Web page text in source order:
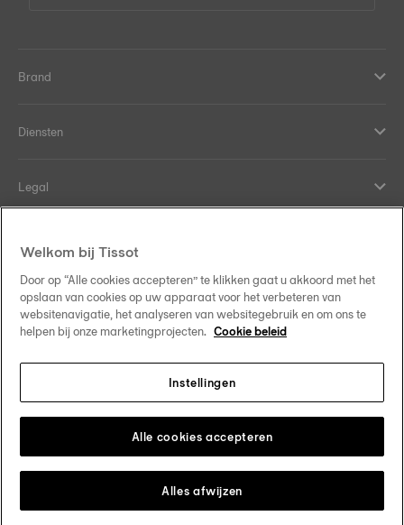
Brand
Diensten
Legal
Our commitments
Follow us on social media
Change country Tissot Copyrights 2026
Welkom bij Tissot
Door op “Alle cookies accepteren” te klikken gaat u akkoord met het
opslaan van cookies op uw apparaat voor het verbeteren van
websitenavigatie, het analyseren van websitegebruik en om ons te
helpen bij onze marketingprojecten. Cookie beleid
Instellingen
Alles afwijzen
Alle cookies accepteren